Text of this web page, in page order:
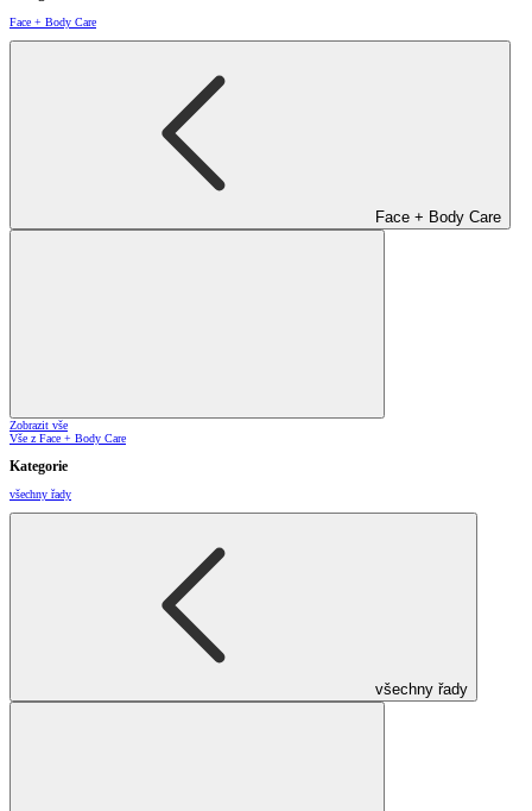
Face + Body Care
Face + Body Care
Zobrazit vše
Vše z Face + Body Care
Kategorie
všechny řady
všechny řady